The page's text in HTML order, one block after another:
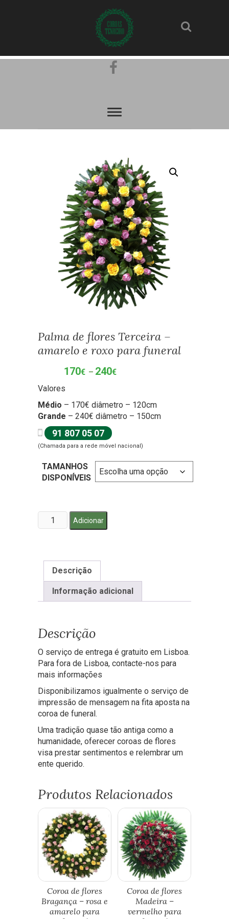
Pinterest
Palma de flores Terceira –
amarelo e roxo para funeral
170€ – 240€Price
through
240€
Valores
Médio – 170€ diâmetro – 120cm
Grande – 240€ diâmetro – 150cm
91 807 05 07
(Chamada para a rede móvel nacional)
TAMANHOS
DISPONÍVEIS
Quantidade
de
flores
Terceira
amarelo
para
funeral
Adicionar
Descrição
Informação adicional
Descrição
O serviço de entrega é gratuito em Lisboa.
Para fora de Lisboa, contacte-nos para
mais informações
Disponibilizamos igualmente o serviço de
impressão de mensagem na fita aposta na
coroa de funeral.
Uma tradição quase tão antiga como a
humanidade, oferecer coroas de flores
visa prestar sentimentos e relembrar um
ente querido.
Produtos Relacionados
Coroa de flores
Bragança – rosa e
amarelo para
Coroa de flores
Madeira –
vermelho para